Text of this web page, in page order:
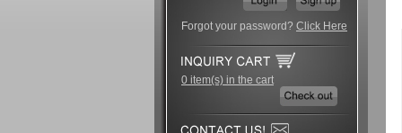
Forgot your password? Click Here
0 item(s) in the cart